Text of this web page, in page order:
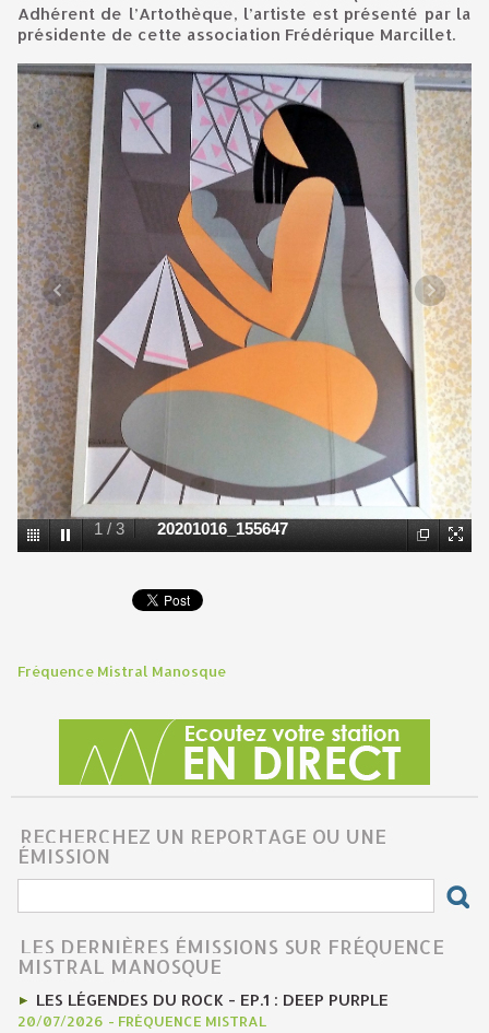
Adhérent de l’Artothèque, l’artiste est présenté par la
présidente de cette association Frédérique Marcillet.
1 /3 20201016_155647
Fréquence Mistral Manosque
RECHERCHEZ UN REPORTAGE OU UNE
ÉMISSION
LES DERNIÈRES ÉMISSIONS SUR FRÉQUENCE
MISTRAL MANOSQUE
LES LÉGENDES DU ROCK - EP.1 : DEEP PURPLE
20/07/2026 - FRÉQUENCE MISTRAL